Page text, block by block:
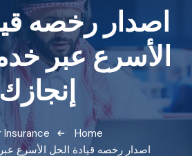
اصدار رخصه
الأسرع عبر
إنجازك
Home
Insurance
اصدار رخصه قيادة الحل الأسرع